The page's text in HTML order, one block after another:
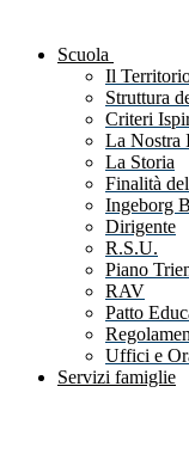
Scuola
Il
Struttura
Criteri
La Nostra
La Storia
Finalità
Ingeborg
Dirigente
R.S.U.
Piano
RAV
Patto
Uffici e
Servizi famiglie